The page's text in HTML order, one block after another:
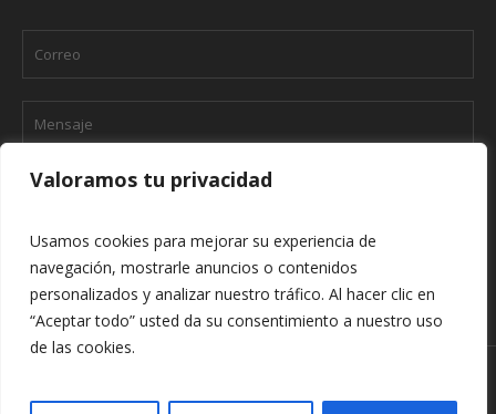
Valoramos tu privacidad
Usamos cookies para mejorar su experiencia de
navegación, mostrarle anuncios o contenidos
personalizados y analizar nuestro tráfico. Al hacer clic en
“Aceptar todo” usted da su consentimiento a nuestro uso
de las cookies.